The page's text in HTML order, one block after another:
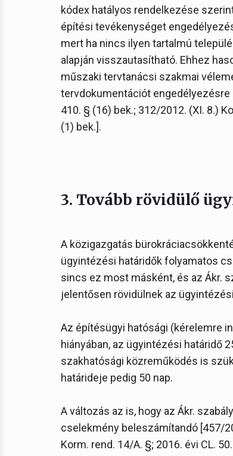
kódex hatályos rendelkezése
építési tevékenységet
mert ha nincs ilyen tartalmú
alapján visszautasítható. Ehhez
műszaki tervtanácsi szakmai
tervdokumentációt engedélyezésre
410. § (16) bek.; 312/2012. (XI. 8.)
(1) bek.].
3. Tovább rövidülő
A közigazgatás
ügyintézési határidők folyamatos
sincs ez most másként, és az Ákr.
jelentősen rövidülnek az
Az építésügyi hatósági (kérelemre
hiányában, az ügyintézési határidő
szakhatósági közreműködés is
határideje pedig 50 nap.
A változás az is, hogy az Ákr.
cselekmény beleszámítandó [457/
Korm. rend. 14/A. §; 2016. évi CL.